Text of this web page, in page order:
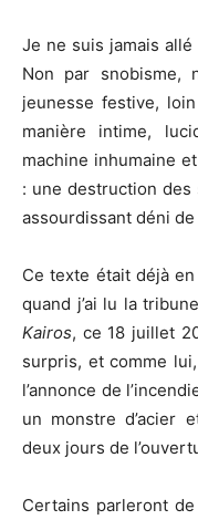
Je ne suis jamais allé
Non par snobisme,
jeunesse festive,
manière intime,
machine inhumaine
: une destruction des
assourdissant déni
Ce texte était déjà
quand j’ai lu la
Kairos, ce 18 juillet
surpris, et comme
l’annonce de
un monstre d’acier
deux jours de
Certains parleront